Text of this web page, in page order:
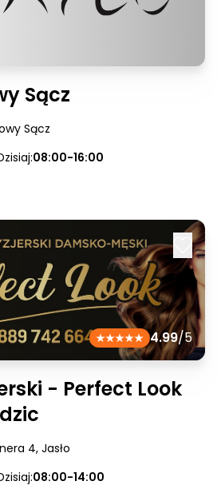
Sącz
Sącz
08:00-16:00
4.99/5
- Perfect Look
4, Jasło
08:00-14:00